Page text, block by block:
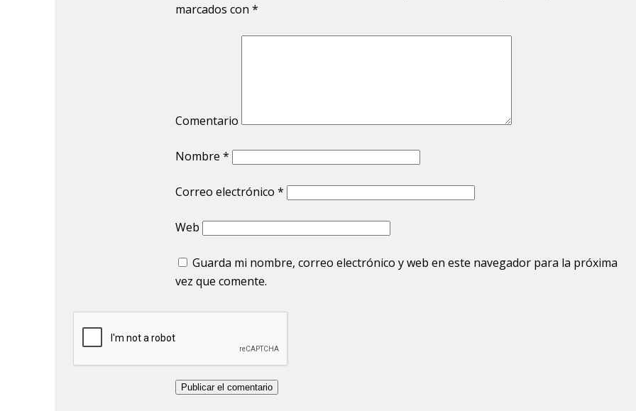
marcados con *
Comentario
Nombre *
Correo electrónico *
Web
Guarda mi nombre, correo electrónico y web en este navegador para la próxima
vez que comente.